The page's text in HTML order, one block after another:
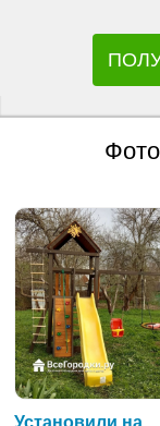
Установили на